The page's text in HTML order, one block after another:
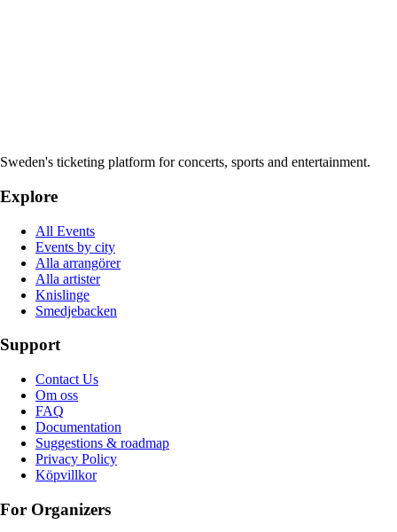
Sweden's ticketing platform for concerts, sports and entertainment.
Explore
All Events
Events by city
Alla arrangörer
Alla artister
Knislinge
Smedjebacken
Support
Contact Us
Om oss
FAQ
Documentation
Suggestions & roadmap
Privacy Policy
Köpvillkor
For Organizers